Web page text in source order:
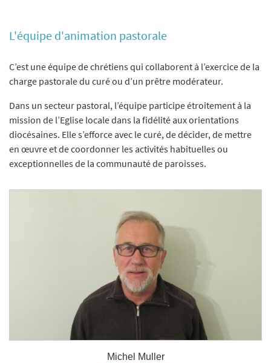
L'équipe d'animation pastorale
C’est une équipe de chrétiens qui collaborent à l’exercice de la
charge pastorale du curé ou d’un prêtre modérateur.
Dans un secteur pastoral, l’équipe participe étroitement à la
mission de l’Eglise locale dans la fidélité aux orientations
diocésaines. Elle s’efforce avec le curé, de décider, de mettre
en œuvre et de coordonner les activités habituelles ou
exceptionnelles de la communauté de paroisses.
Michel Muller